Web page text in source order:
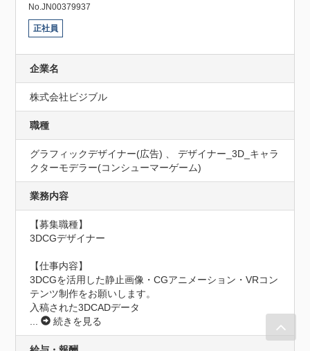
No.JN00379937
正社員
企業名
株式会社ビジブル
職種
グラフィックデザイナー(広告) 、 デザイナー_3D_キャラ
クターモデラー(コンシューマーゲーム)
業務内容
【募集職種】
3DCGデザイナー
【仕事内容】
3DCGを活用した静止画像・CGアニメーション・VRコン
テンツ制作をお願いします。
入稿された3DCADデータ
...
続きを見る